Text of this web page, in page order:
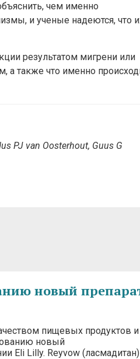
чем именно
и ученые надеются, что
результатом мигрени или
а также что именно
PJ van Oosterhout, Guus G
новый
пищевых продуктов и
новый
Eli Lilly. Reyvow